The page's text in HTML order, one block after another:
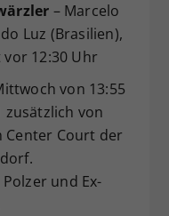
– Marcelo
Luz (Brasilien),
12:30 Uhr
von 13:55
zusätzlich von
Center Court der
und Ex-